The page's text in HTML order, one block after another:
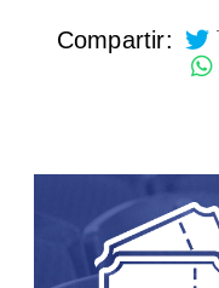
Compartir: